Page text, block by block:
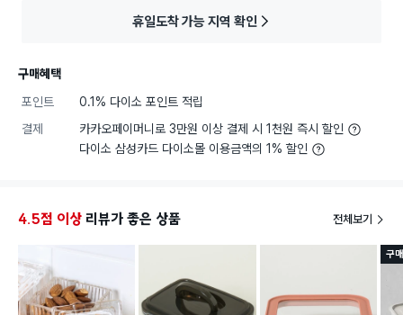
휴일도착 가능 지역 확인
구매혜택
포인트
0.1% 다이소 포인트 적립
결제
카카오페이머니로 3만원 이상 결제 시 1천원 즉시 할인
다이소 삼성카드 다이소몰 이용금액의 1% 할인
4.5점 이상 리뷰가 좋은 상품 전체보기
구